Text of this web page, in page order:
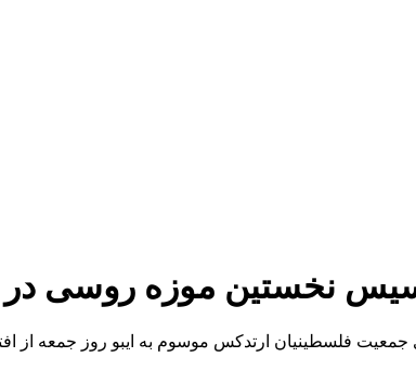
نخستین موزه روسی
جمعیت فلسطینیان ارتدکس موسوم به ایبو روز جمعه